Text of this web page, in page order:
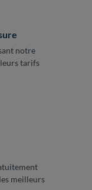
notre
tarifs
meilleurs